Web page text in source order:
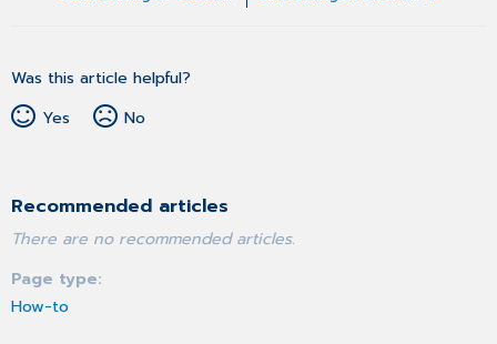
Was this article helpful?
Yes
No
Recommended articles
There are no recommended articles.
Page type
How-to